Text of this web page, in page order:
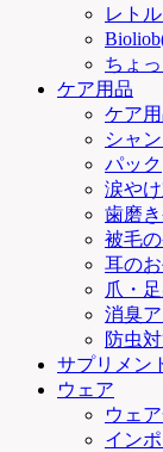
レト
ちょ
ケア用品
ケア
シャ
パック
涙や
歯磨
被毛
耳の
爪・
消臭
防虫
サプリメン
ウェア
ウェ
イン